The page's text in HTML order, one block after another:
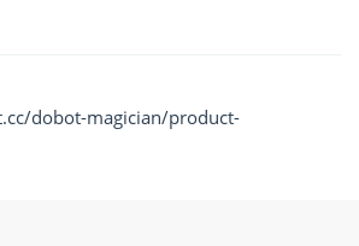
dobot-magician/product-